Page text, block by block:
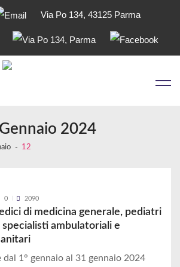
Via Po 134, 43125 Parma
2024
12
0 2090
di medicina generale, pediatri
ambulatoriali e
dal 1° gennaio al 31 gennaio 2024